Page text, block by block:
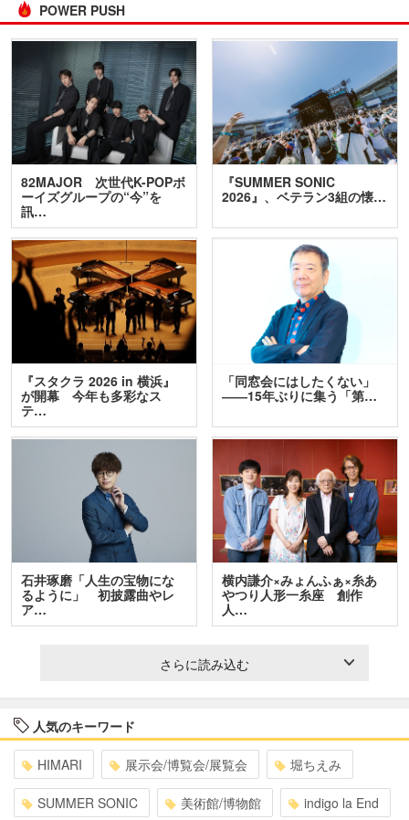
POWER PUSH
82MAJOR 次世代K-POPボ
ーイズグループの“今”を
訊…
『SUMMER SONIC
2026』、ベテラン3組の懐…
『スタクラ 2026 in 横浜』
が開幕 今年も多彩なス
テ…
「同窓会にはしたくない」
――15年ぶりに集う「第…
石井琢磨「人生の宝物にな
るように」 初披露曲やレ
ア…
横内謙介×みょんふぁ×糸あ
やつり人形一糸座 創作
人…
さらに読み込む
人気のキーワード
HIMARI 展示会/博覧会/展覧会 堀ちえみ
SUMMER SONIC 美術館/博物館 indigo la End